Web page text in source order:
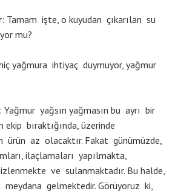
: Tamam işte, o kuyudan çıkarılan su
mu?
yağmura ihtiyaç duymuyor, yağmur
: Yağmur yağsın yağmasın bu ayrı bir
ekip bıraktığında, üzerinde
ürün az olacaktır. Fakat günümüzde,
ilaçlamaları yapılmakta,
ve sulanmaktadır. Bu halde,
gelmektedir. Görüyoruz ki,